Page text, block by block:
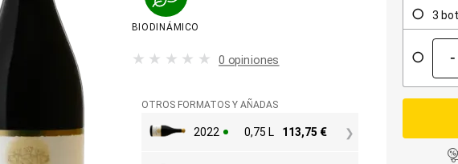
BIODINÁMICO
0 opiniones
OTROS FORMATOS Y AÑADAS
2022 0,75 L 113,75 €
3
-